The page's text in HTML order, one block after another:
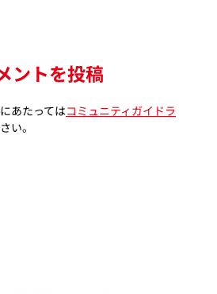
ントを投稿
あたってはコミュニティガイドラ
い。